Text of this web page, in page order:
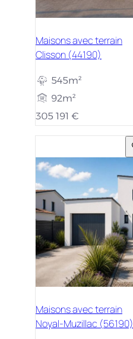
Maisons avec terrain
Clisson (44190)
545m²
92m²
305 191 €
Maisons avec terrain
Noyal-Muzillac (56190)